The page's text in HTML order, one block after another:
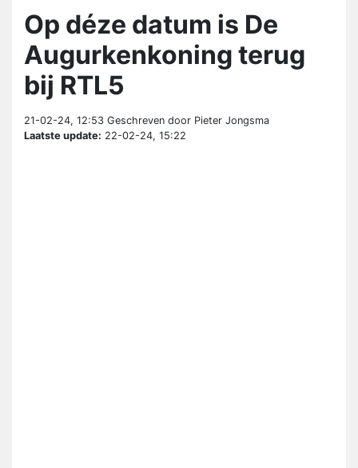
Op déze datum is De
Augurkenkoning terug
bij RTL5
21-02-24, 12:53 Geschreven door Pieter Jongsma
Laatste update: 22-02-24, 15:22